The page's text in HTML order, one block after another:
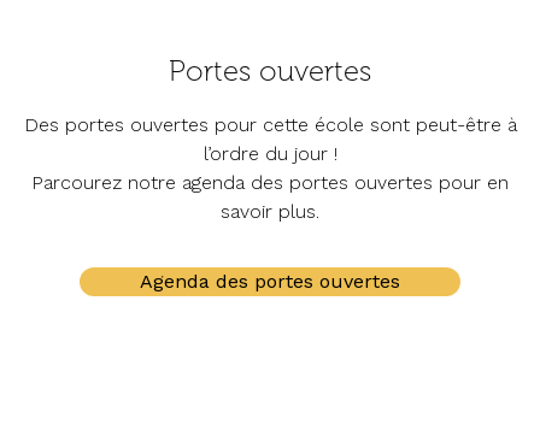
Portes ouvertes
Des portes ouvertes pour cette école sont peut-être à
l’ordre du jour !
Parcourez notre agenda des portes ouvertes pour en
savoir plus.
Agenda des portes ouvertes